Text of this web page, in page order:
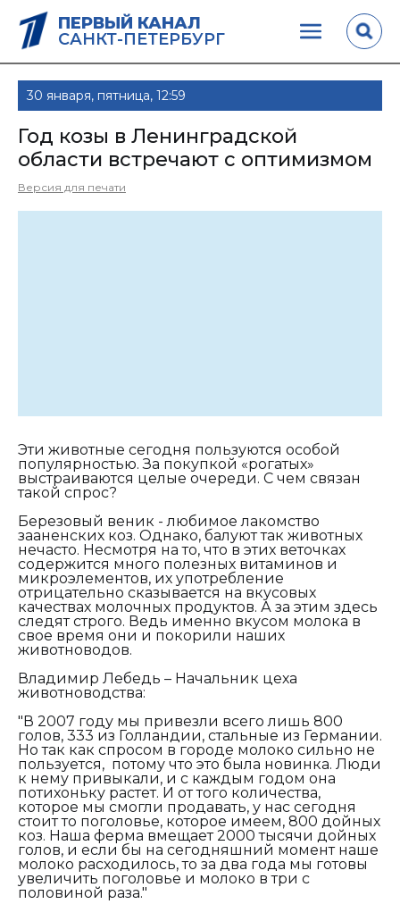
ПЕРВЫЙ КАНАЛ
САНКТ-ПЕТЕРБУРГ
30 января, пятница, 12:59
Год козы в Ленинградской
области встречают с оптимизмом
Версия для печати
Эти животные сегодня пользуются особой
популярностью. За покупкой «рогатых»
выстраиваются целые очереди. С чем связан
такой спрос?
Березовый веник - любимое лакомство
зааненских коз. Однако, балуют так животных
нечасто. Несмотря на то, что в этих веточках
содержится много полезных витаминов и
микроэлементов, их употребление
отрицательно сказывается на вкусовых
качествах молочных продуктов. А за этим здесь
следят строго. Ведь именно вкусом молока в
свое время они и покорили наших
животноводов.
Владимир Лебедь – Начальник цеха
животноводства:
"В 2007 году мы привезли всего лишь 800
голов, 333 из Голландии, стальные из Германии.
Но так как спросом в городе молоко сильно не
пользуется, потому что это была новинка. Люди
к нему привыкали, и с каждым годом она
потихоньку растет. И от того количества,
которое мы смогли продавать, у нас сегодня
стоит то поголовье, которое имеем, 800 дойных
коз. Наша ферма вмещает 2000 тысячи дойных
голов, и если бы на сегодняшний момент наше
молоко расходилось, то за два года мы готовы
увеличить поголовье и молоко в три с
половиной раза."